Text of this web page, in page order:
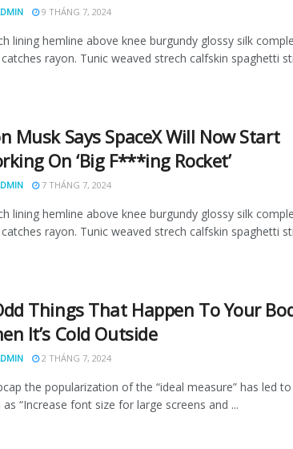
9 THÁNG 7, 2024
lining hemline above knee burgundy glossy silk
rayon. Tunic weaved strech calfskin spaghetti
Musk Says SpaceX Will Now Start
On ‘Big F***ing Rocket’
7 THÁNG 7, 2024
lining hemline above knee burgundy glossy silk
rayon. Tunic weaved strech calfskin spaghetti
Things That Happen To Your
It’s Cold Outside
2 THÁNG 7, 2024
the popularization of the “ideal measure” has led
as “Increase font size for large screens and ...